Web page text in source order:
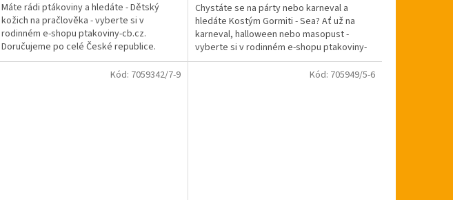
z
5
hvězdiček.
Máte rádi ptákoviny a hledáte - Dětský
kožich na pračlověka - vyberte si v
rodinném e-shopu ptakoviny-cb.cz.
Doručujeme po celé České republice.
Dětský kožich na pračlověka,...
Chystáte se na párty nebo karneval a
hledáte Kostým Gormiti - Sea? Ať už na
karneval, halloween nebo masopust -
vyberte si v rodinném e-shopu ptakoviny-
cb.cz. Doručujeme po celé...
Kód: 7059342/7-9 Kód: 705949/5-6